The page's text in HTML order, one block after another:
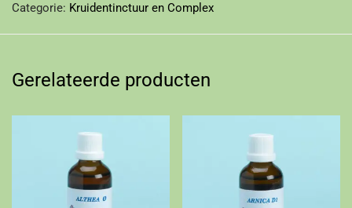
Categorie: Kruidentinctuur en Complex
Gerelateerde producten